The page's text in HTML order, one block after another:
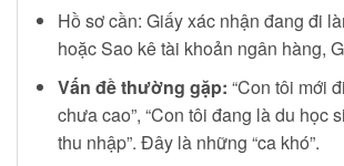
Hồ sơ cần: Giấy xác nhận đang đi
hoặc Sao kê tài khoản ngân hàng,
Vấn đề thường gặp: “Con tôi mới
chưa cao”, “Con tôi đang là du học
thu nhập”. Đây là những “ca khó”.